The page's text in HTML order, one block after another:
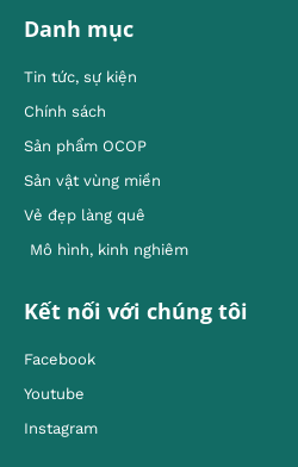
Danh mục
Tin tức, sự kiện
Chính sách
Sản phẩm OCOP
Sản vật vùng miền
Vẻ đẹp làng quê
Mô hình, kinh nghiêm
Kết nối với chúng tôi
Facebook
Youtube
Instagram